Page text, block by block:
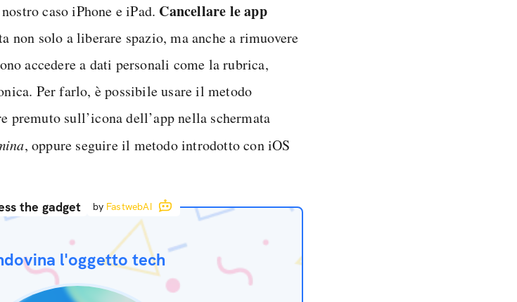
caso iPhone e iPad. Cancellare le app
non solo a liberare spazio, ma anche a rimuovere
accedere a dati personali come la rubrica,
Per farlo, è possibile usare il metodo
premuto sull’icona dell’app nella schermata
, oppure seguire il metodo introdotto con iOS
the gadget by FastwebAI
l'oggetto tech